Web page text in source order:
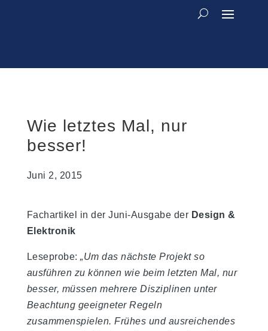
Wie letztes Mal, nur
besser!
Juni 2, 2015
Fachartikel in der Juni-Ausgabe der Design &
Elektronik
Leseprobe:„Um das nächste Projekt so
ausführen zu können wie beim letzten Mal, nur
besser, müssen mehrere Disziplinen unter
Beachtung geeigneter Regeln
zusammenspielen. Frühes und ausreichendes